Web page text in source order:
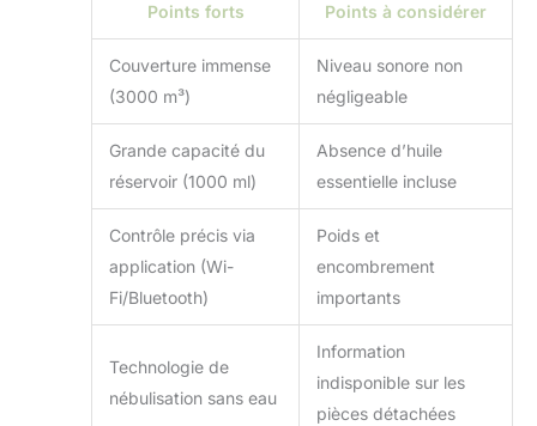
Points forts Points à considérer
Couverture immense
(3000 m³)
Niveau sonore non
négligeable
Grande capacité du
réservoir (1000 ml)
Absence d’huile
essentielle incluse
Contrôle précis via
application (Wi-
Fi/Bluetooth)
Poids et
encombrement
importants
Technologie de
nébulisation sans eau
Information
indisponible sur les
pièces détachées